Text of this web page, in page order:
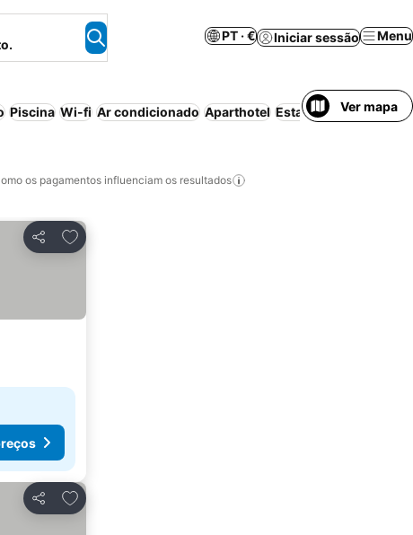
PT · € Iniciar sessão Menu
Piscina Wi-fi Ar condicionado Aparthotel Estacionamento
Ver mapa
os pagamentos influenciam os resultados
Partilhar
Adicionar aos favoritos
Partilhar
Adicionar aos favoritos